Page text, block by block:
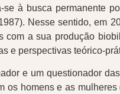
à busca permanente
Nesse sentido, em
a sua produção
e perspectivas teórico-
e um questionador
homens e as